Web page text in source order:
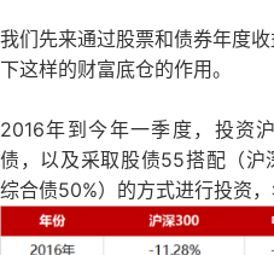
我们先来通过股票和债券年度
下这样的财富底仓的作用。
2016年到今年一季度，投资
债，以及采取股债55搭配（
综合债50%）的方式进行投资，